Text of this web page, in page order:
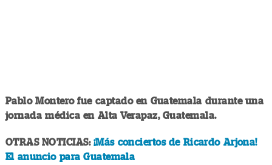
Pablo Montero fue captado en Guatemala durante una
jornada médica en Alta Verapaz, Guatemala.
OTRAS NOTICIAS: ¡Más conciertos de Ricardo Arjona!
El anuncio para Guatemala